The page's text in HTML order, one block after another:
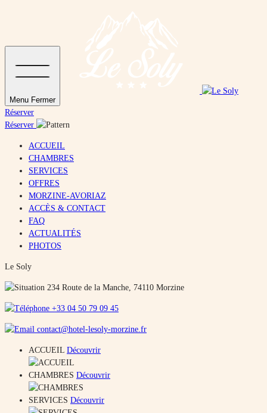
Menu Fermer
Réserver
Réserver
ACCUEIL
CHAMBRES
SERVICES
OFFRES
MORZINE-AVORIAZ
ACCÈS & CONTACT
FAQ
ACTUALITÉS
PHOTOS
Le Soly
234 Route de la Manche, 74110 Morzine
+33 04 50 79 09 45
contact@hotel-lesoly-morzine.fr
ACCUEIL Découvrir
CHAMBRES Découvrir
SERVICES Découvrir